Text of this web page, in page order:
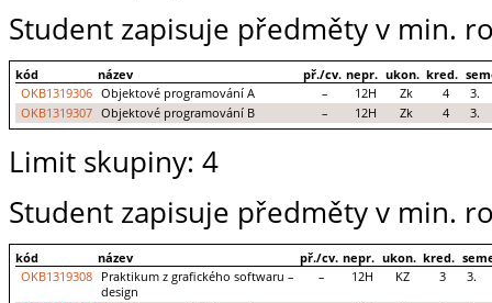
Student zapisuje předměty v min.
kód název př./cv. nepr. ukon. kred.
OKB1319306 Objektové programování A – 12H Zk 4
3.
OKB1319307 Objektové programování B – 12H Zk 4 3.
Limit skupiny: 4
Student zapisuje předměty v min.
kód název př./cv. nepr. ukon. kred.
OKB1319308
Praktikum z grafického softwaru –
design
– 12H KZ 3 3.